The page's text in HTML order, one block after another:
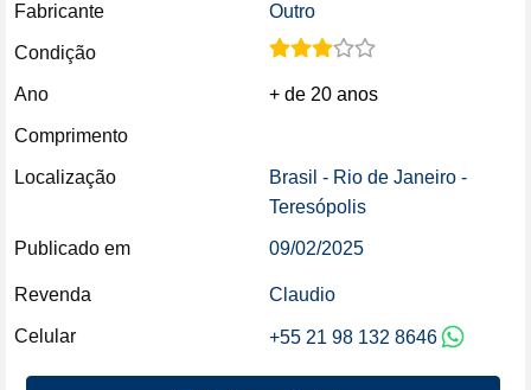
Fabricante Outro
Condição
Ano + de 20 anos
Comprimento
Localização
Brasil - Rio de Janeiro -
Teresópolis
Publicado em 09/02/2025
Revenda Claudio
Celular +55 21 98 132 8646